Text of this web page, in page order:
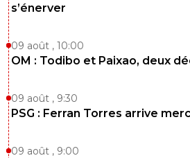
s’énerver
09 août , 10:00
OM : Todibo et Paixao, deux
09 août , 9:30
PSG : Ferran Torres arrive
09 août , 9:00